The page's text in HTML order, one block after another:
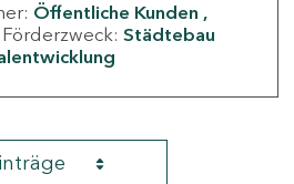
Öffentliche Kunden
Förderzweck: Städtebau